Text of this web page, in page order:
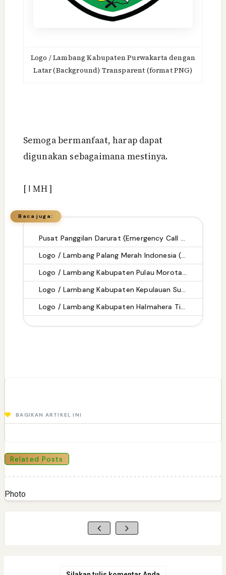
Logo / Lambang Kabupaten Purwakarta dengan
Latar (Background) Transparent (format PNG)
Semoga bermanfaat, harap dapat
digunakan sebagaimana mestinya.
[ ا MH ]
Baca juga:
BAGIKAN ARTIKEL INI
Related Posts
Photo